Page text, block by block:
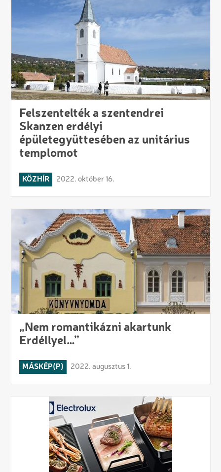
Felszentelték a szentendrei
Skanzen erdélyi
épületegyüttesében az unitárius
templomot
KÖZHÍR 2022. október 16.
„Nem romantikázni akartunk
Erdéllyel…”
MÁSKÉP(P) 2022. augusztus 1.